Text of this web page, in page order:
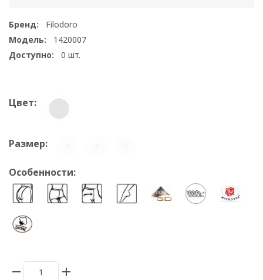
Бренд:
Filodoro
Модель:
1420007
Доступно:
0 шт.
Цвет:
Размер:
Особенности: